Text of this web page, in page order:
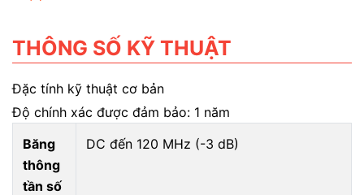
THÔNG SỐ KỸ THUẬT
Đặc tính kỹ thuật cơ bản
Độ chính xác được đảm bảo: 1 năm
Băng
thông
tần số
DC đến 120 MHz (-3 dB)